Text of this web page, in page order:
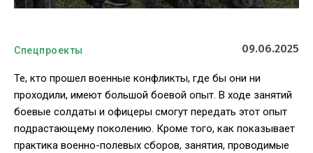
Спецпроекты 09.06.2025
Те, кто прошел военные конфликты, где бы они ни
проходили, имеют большой боевой опыт. В ходе занятий
боевые солдаты и офицеры смогут передать этот опыт
подрастающему поколению. Кроме того, как показывает
практика военно-полевых сборов, занятия, проводимые